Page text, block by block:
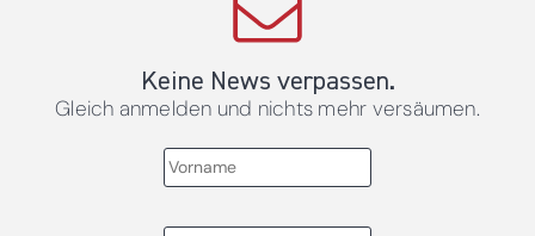
Keine News verpassen.
Gleich anmelden und nichts mehr versäumen.